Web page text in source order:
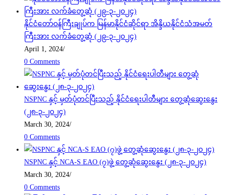
နိုင်ငံတော်ဝန်ကြီးချုပ်က မြန်မာနိုင်ငံဆိုင်ရာ အိန္ဒိယနိုင်ငံသံအမတ်
ကြီးအား လက်ခံတွေ့ဆုံ (၂၉-၃-၂၀၂၄)
April 1, 2024/
0 Comments
NSPNC နှင့် မှတ်ပုံတင်ပြီးသည့် နိုင်ငံရေးပါတီများ တွေ့ဆုံဆွေးနွေး
(၂၈-၃-၂၀၂၄)
March 30, 2024/
0 Comments
NSPNC နှင့် NCA-S EAO (၇)ဖွဲ့ တွေ့ဆုံဆွေးနွေး (၂၈-၃-၂၀၂၄)
March 30, 2024/
0 Comments